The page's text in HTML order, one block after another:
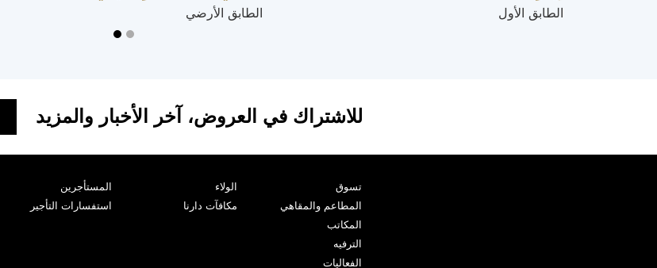
الطابق الأرضي الطابق الأول
للاشتراك في العروض، آخر الأخبار والمزيد
تسوق
المطاعم والمقاهي
المكاتب
الترفيه
الفعاليات
الولاء
مكافآت دارنا
المستأجرين
استفسارات التأجير